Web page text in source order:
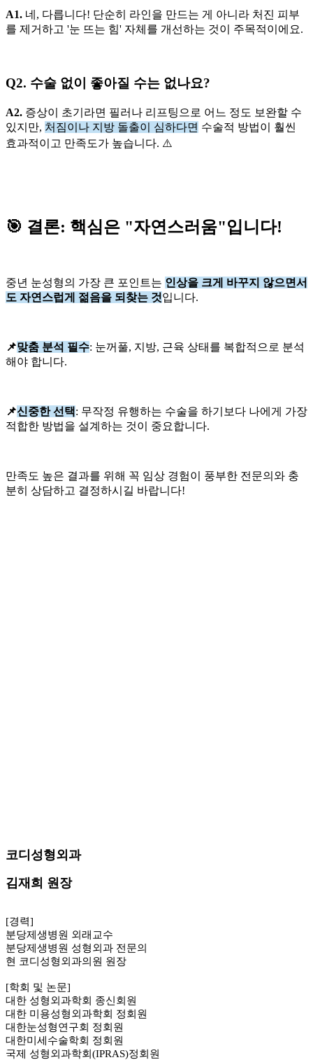
A1. 네, 다릅니다! 단순히 라인을 만드는 게 아니라 처진 피부
를 제거하고 '눈 뜨는 힘' 자체를 개선하는 것이 주목적이에요.
Q2. 수술 없이 좋아질 수는 없나요?
A2. 증상이 초기라면 필러나 리프팅으로 어느 정도 보완할 수
있지만, 처짐이나 지방 돌출이 심하다면 수술적 방법이 훨씬
효과적이고 만족도가 높습니다. ⚠️
🎯 결론: 핵심은 "자연스러움"입니다!
중년 눈성형의 가장 큰 포인트는 인상을 크게 바꾸지 않으면서
도 자연스럽게 젊음을 되찾는 것입니다.
📌맞춤 분석 필수: 눈꺼풀, 지방, 근육 상태를 복합적으로 분석
해야 합니다.
📌신중한 선택: 무작정 유행하는 수술을 하기보다 나에게 가장
적합한 방법을 설계하는 것이 중요합니다.
만족도 높은 결과를 위해 꼭 임상 경험이 풍부한 전문의와 충
분히 상담하고 결정하시길 바랍니다!
코디성형외과
김재희 원장
[경력]
분당제생병원 외래교수
분당제생병원 성형외과 전문의
현 코디성형외과의원 원장
[학회 및 논문]
대한 성형외과학회 종신회원
대한 미용성형외과학회 정회원
대한눈성형연구회 정회원
대한미세수술학회 정회원
국제 성형외과학회(IPRAS)정회원